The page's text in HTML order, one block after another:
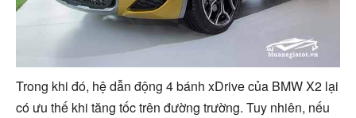
Trong khi đó, hệ dẫn động 4 bánh xDrive của BMW X2 lại
có ưu thế khi tăng tốc trên đường trường. Tuy nhiên, nếu